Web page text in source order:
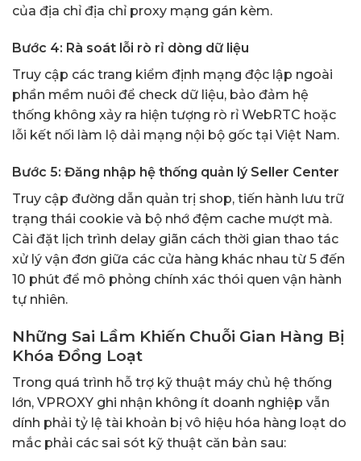
của địa chỉ địa chỉ proxy mạng gán kèm.
Bước 4: Rà soát lỗi rò rỉ dòng dữ liệu
Truy cập các trang kiểm định mạng độc lập ngoài
phần mềm nuôi để check dữ liệu, bảo đảm hệ
thống không xảy ra hiện tượng rò rỉ WebRTC hoặc
lỗi kết nối làm lộ dải mạng nội bộ gốc tại Việt Nam.
Bước 5: Đăng nhập hệ thống quản lý Seller Center
Truy cập đường dẫn quản trị shop, tiến hành lưu trữ
trạng thái cookie và bộ nhớ đệm cache mượt mà.
Cài đặt lịch trình delay giãn cách thời gian thao tác
xử lý vận đơn giữa các cửa hàng khác nhau từ 5 đến
10 phút để mô phỏng chính xác thói quen vận hành
tự nhiên.
Những Sai Lầm Khiến Chuỗi Gian Hàng Bị
Khóa Đồng Loạt
Trong quá trình hỗ trợ kỹ thuật máy chủ hệ thống
lớn, VPROXY ghi nhận không ít doanh nghiệp vẫn
dính phải tỷ lệ tài khoản bị vô hiệu hóa hàng loạt do
mắc phải các sai sót kỹ thuật căn bản sau: